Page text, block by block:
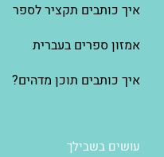
עושים בשבילך
איך כותבים תקציר לספר
אמזון ספרים בעברית
איך כותבים תוכן מדהים?